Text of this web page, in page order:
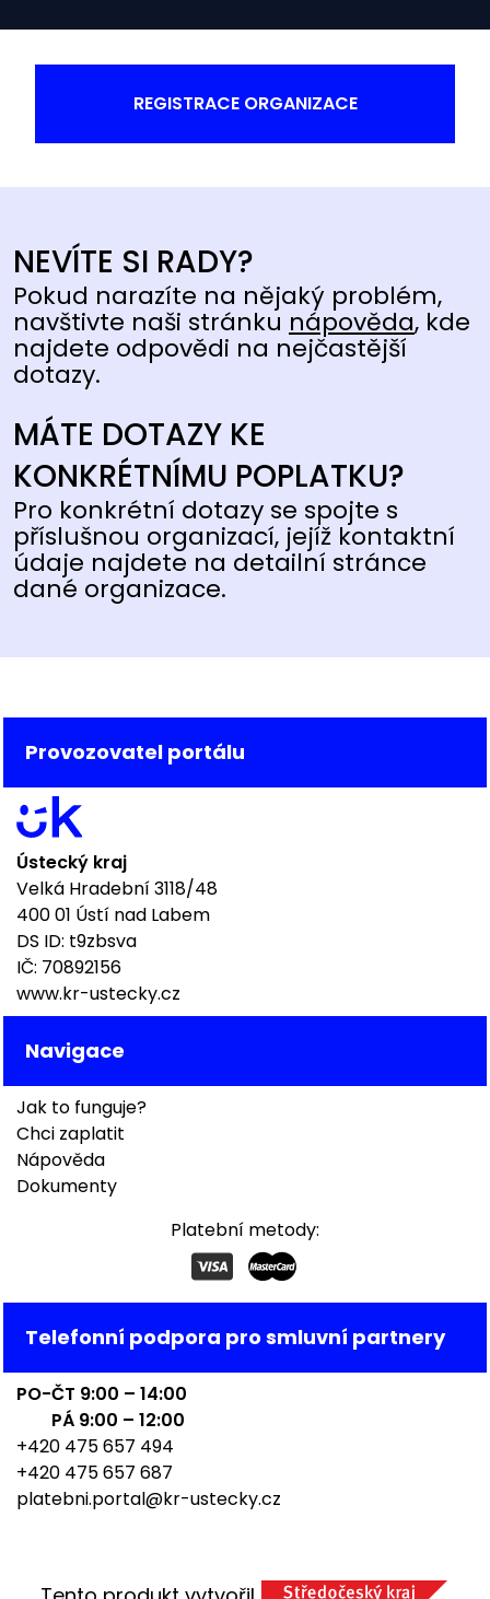
REGISTRACE ORGANIZACE
NEVÍTE SI RADY?
Pokud narazíte na nějaký problém,
navštivte naši stránku nápověda, kde
najdete odpovědi na nejčastější
dotazy.
MÁTE DOTAZY KE
KONKRÉTNÍMU POPLATKU?
Pro konkrétní dotazy se spojte s
příslušnou organizací, jejíž kontaktní
údaje najdete na detailní stránce
dané organizace.
Provozovatel portálu
Ústecký kraj
Velká Hradební 3118/48
400 01 Ústí nad Labem
DS ID: t9zbsva
IČ: 70892156
www.kr-ustecky.cz
Navigace
Jak to funguje?
Chci zaplatit
Nápověda
Dokumenty
Platební metody:
Telefonní podpora pro smluvní partnery
PO-ČT 9:00 – 14:00
PÁ 9:00 – 12:00
+420 475 657 494
+420 475 657 687
platebni.portal@kr-ustecky.cz